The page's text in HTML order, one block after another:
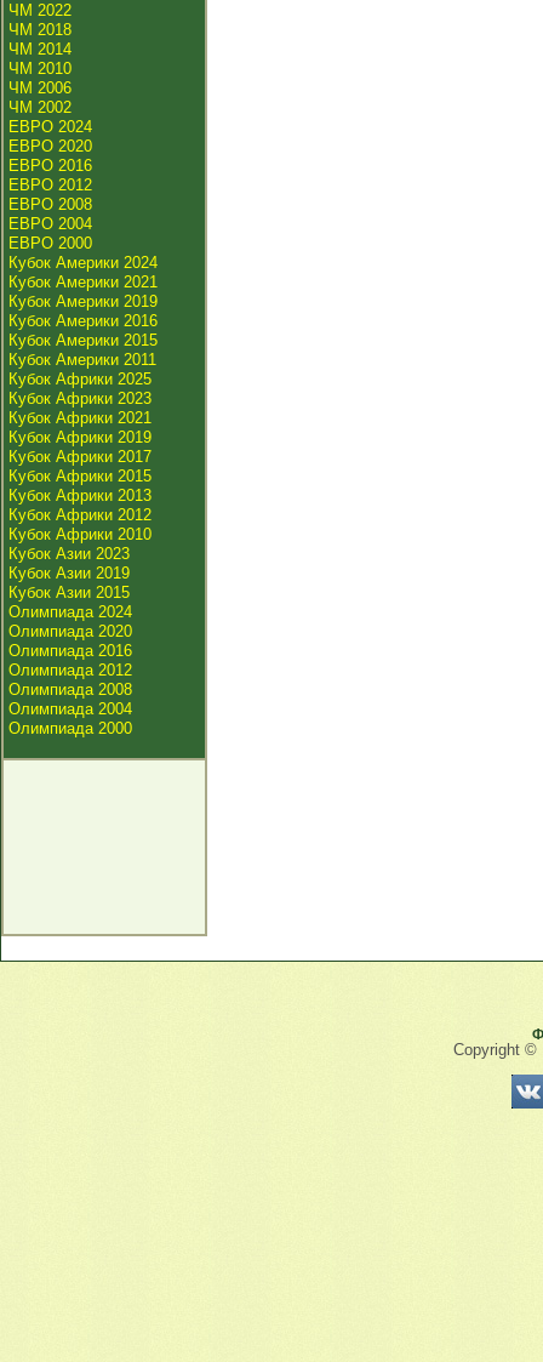
ЧМ 2022
ЧМ 2018
ЧМ 2014
ЧМ 2010
ЧМ 2006
ЧМ 2002
ЕВРО 2024
ЕВРО 2020
ЕВРО 2016
ЕВРО 2012
ЕВРО 2008
ЕВРО 2004
ЕВРО 2000
Кубок Америки 2024
Кубок Америки 2021
Кубок Америки 2019
Кубок Америки 2016
Кубок Америки 2015
Кубок Америки 2011
Кубок Африки 2025
Кубок Африки 2023
Кубок Африки 2021
Кубок Африки 2019
Кубок Африки 2017
Кубок Африки 2015
Кубок Африки 2013
Кубок Африки 2012
Кубок Африки 2010
Кубок Азии 2023
Кубок Азии 2019
Кубок Азии 2015
Олимпиада 2024
Олимпиада 2020
Олимпиада 2016
Олимпиада 2012
Олимпиада 2008
Олимпиада 2004
Олимпиада 2000
Copyright ©